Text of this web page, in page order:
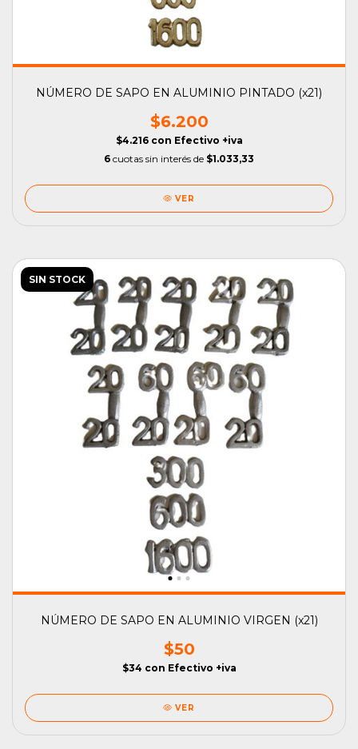
NÚMERO DE SAPO EN ALUMINIO PINTADO (x21)
$6.200
$4.216 con Efectivo +iva
6 cuotas sin interés de $1.033,33
VER
SIN STOCK
NÚMERO DE SAPO EN ALUMINIO VIRGEN (x21)
$50
$34 con Efectivo +iva
VER